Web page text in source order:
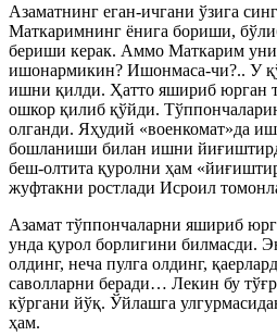
Азаматнинг еган-ичгани ўзига
Маткаримнинг ёнига бориши,
бериши керак. Аммо Маткарим
ишонармикин? Ишонмаса-чи?.. У
ишни қилди. Ҳатто яшириб юрган
ошкор қилиб қўйди.
олганди. Яҳудий «военкомат»да
бошланиши билан ишни
беш-олтита қуролни ҳам
жуфтакни ростлади Исроил
Азамат тўппончаларни яшириб
унда қурол борлигини билмасди.
олдинг, неча пулга олдинг,
саволларни беради… Лекин бу
кўргани йўқ. Ўйлашга
ҳам.